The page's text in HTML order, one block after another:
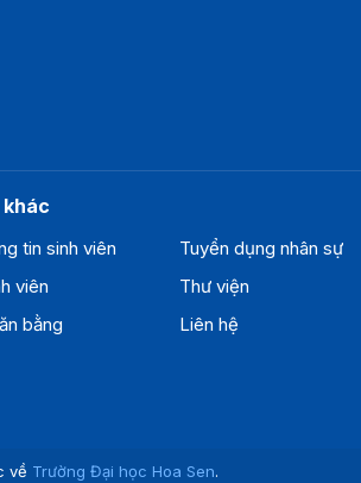
tin sinh viên
viên
bằng
Tuyển dụng nhân sự
Thư viện
Liên hệ
về Trường Đại học Hoa Sen.